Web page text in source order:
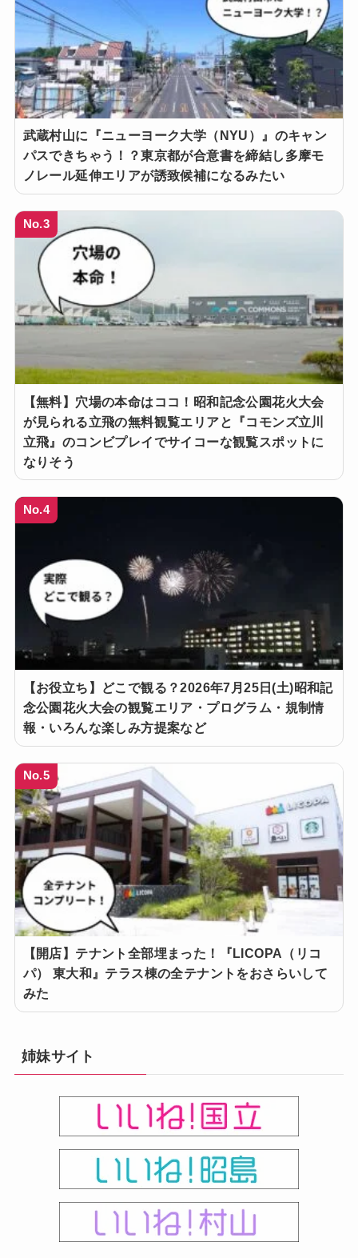
武蔵村山に『ニューヨーク大学（NYU）』のキャン
パスできちゃう！？東京都が合意書を締結し多摩モ
ノレール延伸エリアが誘致候補になるみたい
No.3
【無料】穴場の本命はココ！昭和記念公園花火大会
が見られる立飛の無料観覧エリアと『コモンズ立川
立飛』のコンビプレイでサイコーな観覧スポットに
なりそう
No.4
【お役立ち】どこで観る？2026年7月25日(土)昭和記
念公園花火大会の観覧エリア・プログラム・規制情
報・いろんな楽しみ方提案など
No.5
【開店】テナント全部埋まった！『LICOPA（リコ
パ） 東大和』テラス棟の全テナントをおさらいして
みた
姉妹サイト